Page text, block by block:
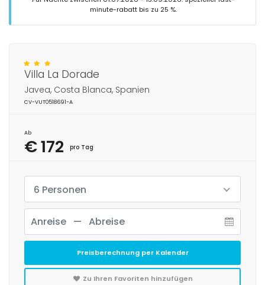
minute-rabatt bis zu 25 %.
Villa La Dorade
Javea, Costa Blanca, Spanien
CV-VUT0518691-A
Ab
€ 172 pro Tag
6 Personen
Preisberechnung per Kalender
Zu Ihren Favoriten hinzufügen